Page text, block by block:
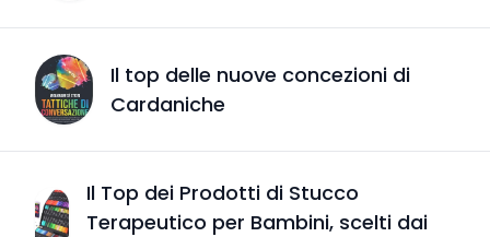
Il top delle nuove concezioni di
Cardaniche
Il Top dei Prodotti di Stucco
Terapeutico per Bambini, scelti dai